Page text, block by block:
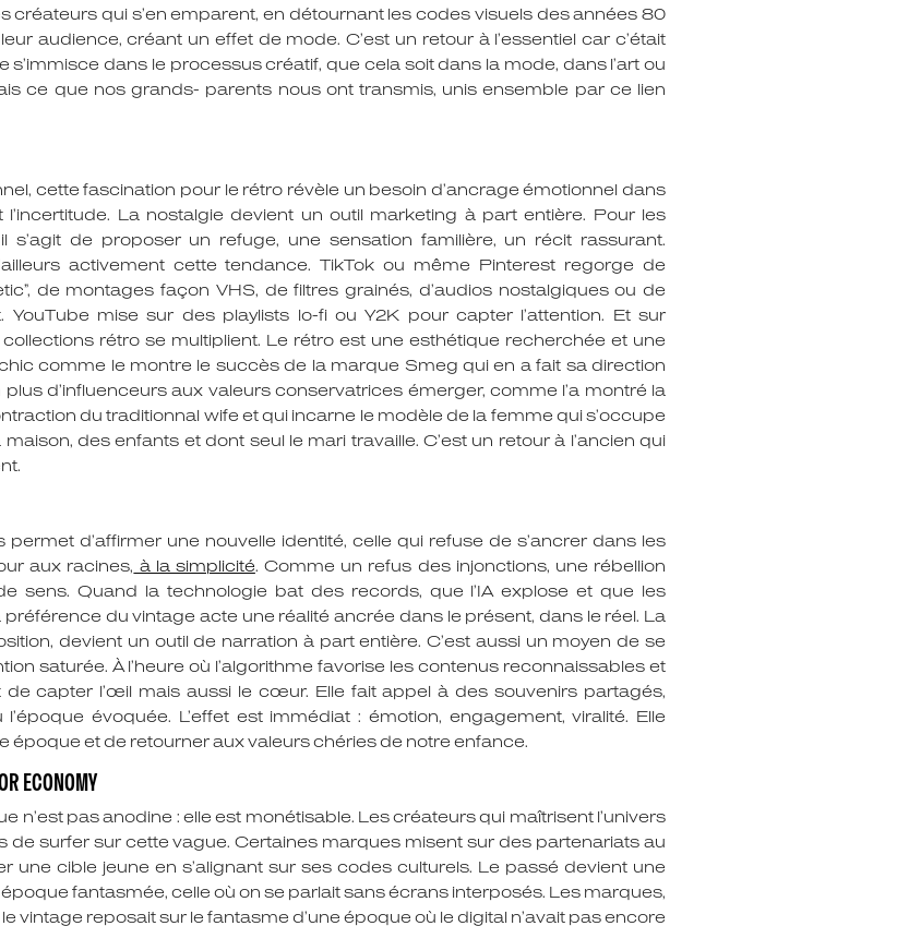
créateurs qui s’en emparent, en détournant les codes visuels des années 80
audience, créant un effet de mode. C’est un retour à l’essentiel car c’était
s’immisce dans le processus créatif, que cela soit dans la mode, dans l’art ou
ce que nos grands- parents nous ont transmis, unis ensemble par ce lien
cette fascination pour le rétro révèle un besoin d’ancrage émotionnel dans
La nostalgie devient un outil marketing à part entière. Pour les
de proposer un refuge, une sensation familière, un récit rassurant.
activement cette tendance. TikTok ou même Pinterest regorge de
de montages façon VHS, de filtres grainés, d’audios nostalgiques ou de
YouTube mise sur des playlists lo-fi ou Y2K pour capter l’attention. Et sur
rétro se multiplient. Le rétro est une esthétique recherchée et une
comme le montre le succès de la marque Smeg qui en a fait sa direction
d’influenceurs aux valeurs conservatrices émerger, comme l’a montré la
du traditionnal wife et qui incarne le modèle de la femme qui s’occupe
des enfants et dont seul le mari travaille. C’est un retour à l’ancien qui
d’affirmer une nouvelle identité, celle qui refuse de s’ancrer dans les
aux racines, à la simplicité. Comme un refus des injonctions, une rébellion
sens. Quand la technologie bat des records, que l’IA explose et que les
du vintage acte une réalité ancrée dans le présent, dans le réel. La
devient un outil de narration à part entière. C’est aussi un moyen de se
saturée. À l’heure où l’algorithme favorise les contenus reconnaissables et
de capter l’œil mais aussi le cœur. Elle fait appel à des souvenirs partagés,
évoquée. L’effet est immédiat : émotion, engagement, viralité. Elle
époque et de retourner aux valeurs chéries de notre enfance.
ECONOMY
n’est pas anodine : elle est monétisable. Les créateurs qui maîtrisent l’univers
surfer sur cette vague. Certaines marques misent sur des partenariats au
une cible jeune en s’alignant sur ses codes culturels. Le passé devient une
fantasmée, celle où on se parlait sans écrans interposés. Les marques,
vintage reposait sur le fantasme d’une époque où le digital n’avait pas encore